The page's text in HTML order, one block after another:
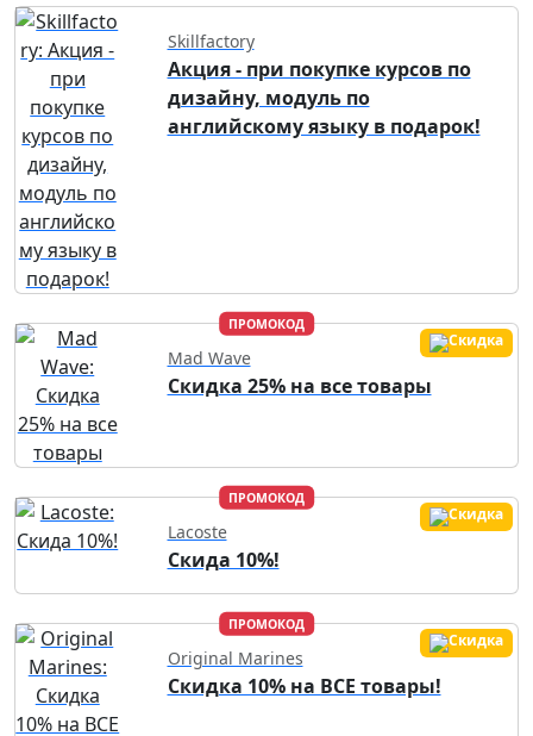
Skillfactory
Акция - при покупке курсов по
дизайну, модуль по
английскому языку в подарок!
ПРОМОКОД
Mad Wave
Скидка 25% на все товары
ПРОМОКОД
Lacoste
Скида 10%!
ПРОМОКОД
Original Marines
Скидка 10% на ВСЕ товары!